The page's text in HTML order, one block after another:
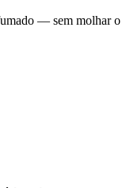
— sem molhar o